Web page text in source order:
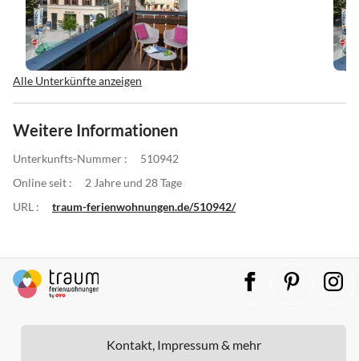
Alle Unterkünfte anzeigen
Weitere Informationen
Unterkunfts-Nummer :
510942
Online seit :
2 Jahre und 28 Tage
URL :
traum-ferienwohnungen.de/510942/
Kontakt, Impressum & mehr